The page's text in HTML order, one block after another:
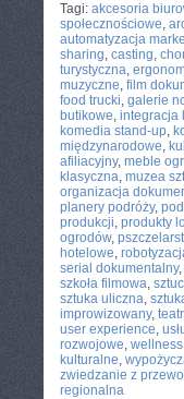
Tagi: akcesoria
społecznościowe,
automatyzacja
sharing, casting,
turystyczna,
muzyczne, film
food trucki, galerie
butikowe, integracja
komedia stand-up,
międzynarodowe,
afiliacyjny, meble
klasyczna, muzea
organizacja
planery podróży,
produkcji, produkty
ogrodów,
hotelowe,
serial dokumentalny,
szkoła filmowa,
sztuka uliczna,
improwizowany,
user experience,
rozwojowe,
kulturalne,
zwiedzanie z
regionalna